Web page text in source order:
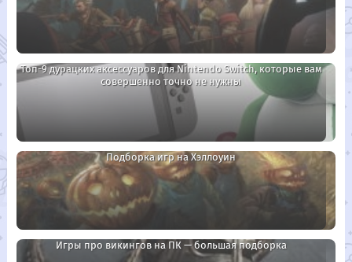
Топ-9 дурацких аксессуаров для Nintendo Switch, которые вам
совершенно точно не нужны
Подборка игр на Хэллоуин
Игры про викингов на ПК — большая подборка